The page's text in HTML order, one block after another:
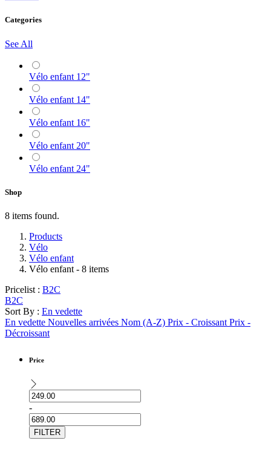
Categories
See All
Vélo enfant 12"
Vélo enfant 14"
Vélo enfant 16"
Vélo enfant 20"
Vélo enfant 24"
Shop
8 items found.
Products
Vélo
Vélo enfant
Vélo enfant - 8 items
Pricelist : B2C
B2C
Sort By : En vedette
En vedette Nouvelles arrivées Nom (A-Z) Prix - Croissant Prix -
Décroissant
Price
-
FILTER